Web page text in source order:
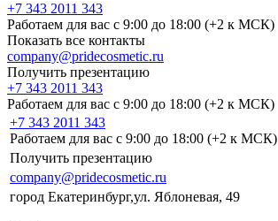
+7 343 2011 343
Работаем для вас с 9:00 до 18:00 (+2 к МСК)
Показать все контакты
company@pridecosmetic.ru
Получить презентацию
+7 343 2011 343
Работаем для вас с 9:00 до 18:00 (+2 к МСК)
+7 343 2011 343
Работаем для вас с 9:00 до 18:00 (+2 к МСК)
Получить презентацию
company@pridecosmetic.ru
город Екатеринбург,ул. Яблоневая, 49